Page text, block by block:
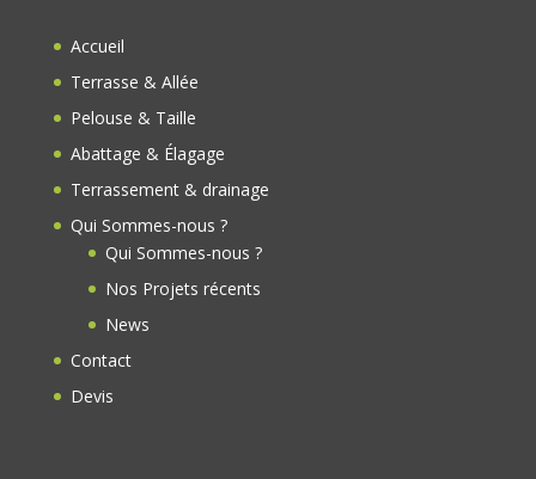
Accueil
Terrasse & Allée
Pelouse & Taille
Abattage & Élagage
Terrassement & drainage
Qui Sommes-nous ?
Qui Sommes-nous ?
Nos Projets récents
News
Contact
Devis